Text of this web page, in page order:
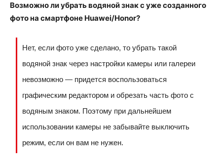
Возможно ли убрать водяной знак с уже созданного
фото на смартфоне Huawei/Honor?
Нет, если фото уже сделано, то убрать такой
водяной знак через настройки камеры или галереи
невозможно — придется воспользоваться
графическим редактором и обрезать часть фото с
водяным знаком. Поэтому при дальнейшем
использовании камеры не забывайте выключить
режим, если он вам не нужен.